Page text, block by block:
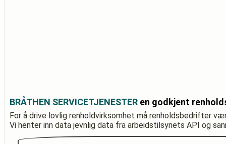
BRÅTHEN SERVICETJENESTER en godkjent
For å drive lovlig renholdvirksomhet må renholdsbedrifter
Vi henter inn data jevnlig data fra arbeidstilsynets API og